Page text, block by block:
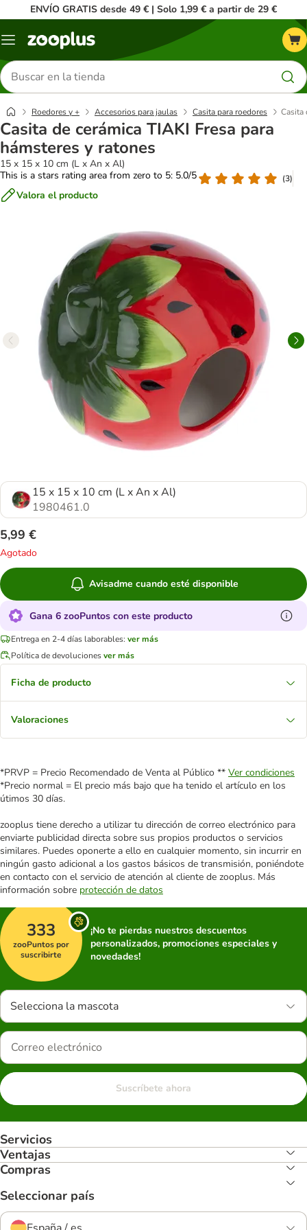
ENVÍO GRATIS desde 49 € | Solo 1,99 € a partir de 29 €
Menú
Buscar
productos
Roedores y + Accesorios para jaulas Casita para roedores Casita
Casita de cerámica TIAKI Fresa para
hámsteres y ratones
15 x 15 x 10 cm (L x An x Al)
This is a stars rating area from zero to 5: 5.0/5
(3)
Valora el producto
15 x 15 x 10 cm (L x An x Al)
1980461.0
5,99 €
Agotado
Avisadme cuando esté disponible
Gana 6 zooPuntos con este producto
Entrega en 2-4 días laborables: ver más
Política de devolucionesver más
Ficha de producto
Valoraciones
*PRVP = Precio Recomendado de Venta al Público ** Ver condiciones
*Precio normal = El precio más bajo que ha tenido el artículo en los
útimos 30 días.
zooplus tiene derecho a utilizar tu dirección de correo electrónico para
enviarte publicidad directa sobre sus propios productos o servicios
similares. Puedes oponerte a ello en cualquier momento, sin incurrir en
ningún gasto adicional a los gastos básicos de transmisión, poniéndote
en contacto con el servicio de atención al cliente de zooplus. Más
información sobre protección de datos
333
zooPuntos por
suscribirte
¡No te pierdas nuestros descuentos
personalizados, promociones especiales y
novedades!
Selecciona la mascota
Suscríbete ahora
Servicios
Ventajas
Compras
Seleccionar país